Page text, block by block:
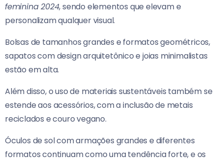
feminina 2024, sendo elementos que elevam e
personalizam qualquer visual.
Bolsas de tamanhos grandes e formatos geométricos,
sapatos com design arquitetônico e joias minimalistas
estão em alta.
Além disso, o uso de materiais sustentáveis também se
estende aos acessórios, com a inclusão de metais
reciclados e couro vegano.
Óculos de sol com armações grandes e diferentes
formatos continuam como uma tendência forte, e os